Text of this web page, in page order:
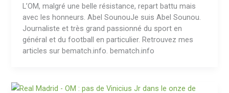
L’OM, malgré une belle résistance, repart battu mais
avec les honneurs. Abel SounouJe suis Abel Sounou.
Journaliste et très grand passionné du sport en
général et du football en particulier. Retrouvez mes
articles sur bematch.info. bematch.info
Real